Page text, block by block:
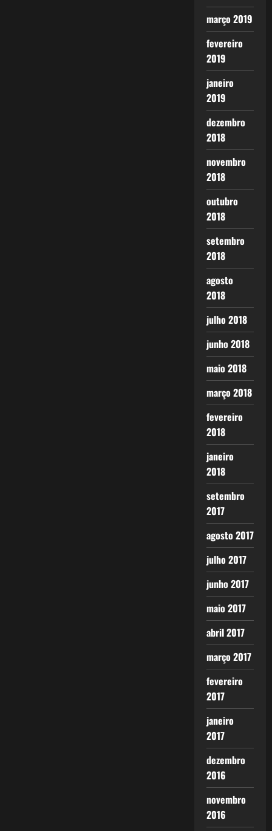
março 2019
fevereiro
2019
janeiro
2019
dezembro
2018
novembro
2018
outubro
2018
setembro
2018
agosto
2018
julho 2018
junho 2018
maio 2018
março 2018
fevereiro
2018
janeiro
2018
setembro
2017
agosto 2017
julho 2017
junho 2017
maio 2017
abril 2017
março 2017
fevereiro
2017
janeiro
2017
dezembro
2016
novembro
2016